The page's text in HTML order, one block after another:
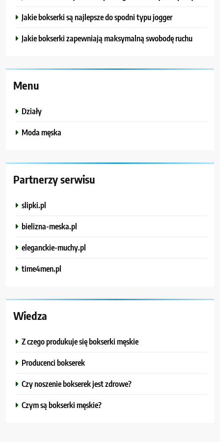
Jakie bokserki są najlepsze do spodni typu jogger
Jakie bokserki zapewniają maksymalną swobodę ruchu
Menu
Działy
Moda męska
Partnerzy serwisu
slipki.pl
bielizna-meska.pl
eleganckie-muchy.pl
time4men.pl
Wiedza
Z czego produkuje się bokserki męskie
Producenci bokserek
Czy noszenie bokserek jest zdrowe?
Czym są bokserki męskie?